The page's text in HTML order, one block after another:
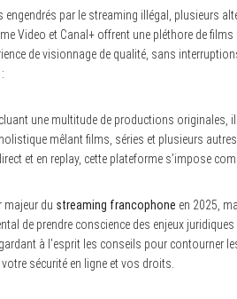
par le streaming illégal, plusieurs
Video et Canal+ offrent une pléthore de
de visionnage de qualité, sans
une multitude de productions originales,
mêlant films, séries et plusieurs
et en replay, cette plateforme s’impose
majeur du streaming francophone en 2025,
de prendre conscience des enjeux
à l’esprit les conseils pour contourner
sécurité en ligne et vos droits.